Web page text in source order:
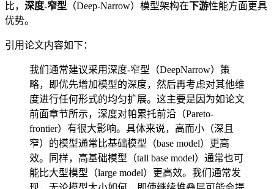
比， 深度-窄型 （Deep-Narrow）模型架构在 下游性能方面更具
优势。
引用论文内容如下：
我们通常建议采用深度-窄型（DeepNarrow）策
略，即优先增加模型的深度，然后再考虑对其他维
度进行任何形式的均匀扩展。这主要是因为如论文
前面章节所示，深度对帕累托前沿（Pareto-
frontier）有很大影响。具体来说，高而小（深且
窄）的模型通常比基础模型（base model）更高
效。同样，高基础模型（tall base model）通常也可
能比大型模型（large model）更高效。我们通常发